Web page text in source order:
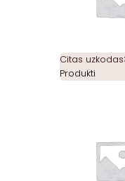
Citas uzkodas
Produkti